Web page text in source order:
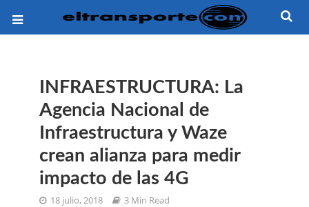
INFRAESTRUCTURA: La
Agencia Nacional de
Infraestructura y Waze
crean alianza para medir
impacto de las 4G
18 julio, 2018 3 Min Read